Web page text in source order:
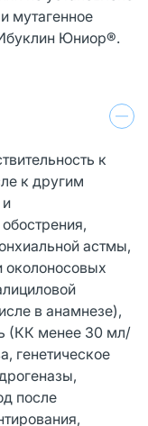
мутагенное
Юниор®.
к
к другим
астмы,
околоносовых
в анамнезе),
(КК менее 30 мл/
генетическое
после